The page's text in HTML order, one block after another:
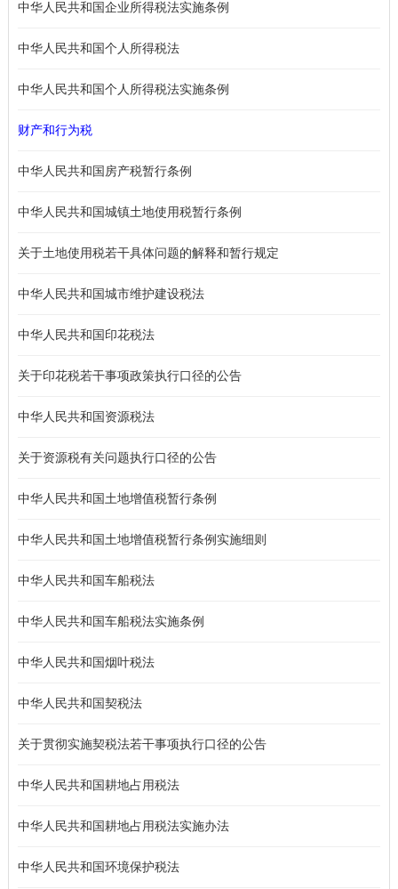
中华人民共和国企业所得税法实施条例
中华人民共和国个人所得税法
中华人民共和国个人所得税法实施条例
财产和行为税
中华人民共和国房产税暂行条例
中华人民共和国城镇土地使用税暂行条例
关于土地使用税若干具体问题的解释和暂行规定
中华人民共和国城市维护建设税法
中华人民共和国印花税法
关于印花税若干事项政策执行口径的公告
中华人民共和国资源税法
关于资源税有关问题执行口径的公告
中华人民共和国土地增值税暂行条例
中华人民共和国土地增值税暂行条例实施细则
中华人民共和国车船税法
中华人民共和国车船税法实施条例
中华人民共和国烟叶税法
中华人民共和国契税法
关于贯彻实施契税法若干事项执行口径的公告
中华人民共和国耕地占用税法
中华人民共和国耕地占用税法实施办法
中华人民共和国环境保护税法